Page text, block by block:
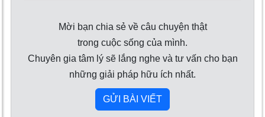
Mời bạn chia sẻ về câu chuyện thật
trong cuộc sống của mình.
Chuyên gia tâm lý sẽ lắng nghe và tư vấn cho bạn
những giải pháp hữu ích nhất.
GỬI BÀI VIẾT